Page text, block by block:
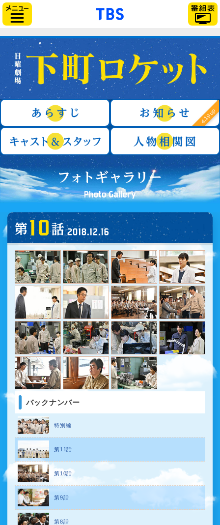
「TBSテレビ」トップ
日曜劇場『下町ロケット』
4.19 up
キャスト＆スタッフ
第10話 2018.12.16 (SUN)
バックナンバー
特別編
第11話
第10話
第9話
第8話